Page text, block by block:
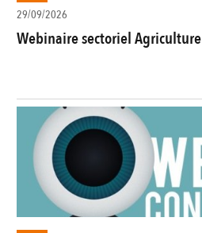
29/09/2026
Webinaire sectoriel Agriculture